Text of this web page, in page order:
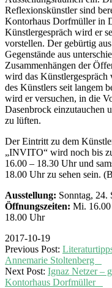
Reflexionskünstler sind
Kontorhaus Dorfmüller in
Künstlergespräch wird er
vorstellen. Der gebürtig
Gegenstände aus
Zusammenhängen der
wird das
des Künstlers seit langem
wird er versuchen, in die
Dasenbrock einzutauchen
zu lüften.
Der Eintritt zu dem
„INVITO“ wird noch bis
16.00 – 18.30 Uhr und
18.00 Uhr zu sehen sein.
Ausstellung: Sonntag, 24.
Öffnungszeiten: Mi. 16.00
18.00 Uhr
2017-10-19
Previous Post:
Annemarie Stoltenberg
Next Post: Ignaz Netzer –
Kontorhaus Dorfmüller